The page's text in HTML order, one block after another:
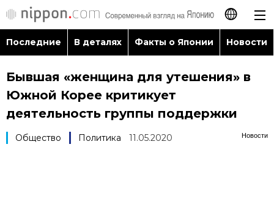
日本語
English
Последние
Последние В деталях Факты о Японии Новости
Бывшая «женщина для утешения» в
Южной Корее критикует
деятельность группы поддержки
Новости
Общество Политика 11.05.2020